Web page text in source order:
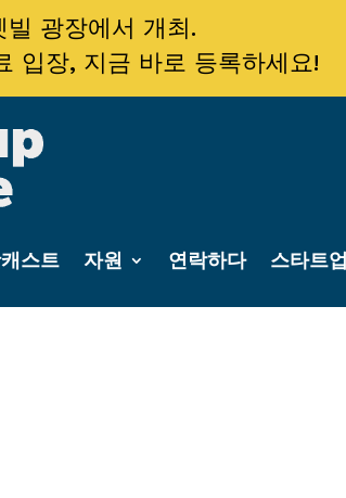
광장에서 개최.
입장, 지금 바로 등록하세요!
스트 자원 연락하다 스타트